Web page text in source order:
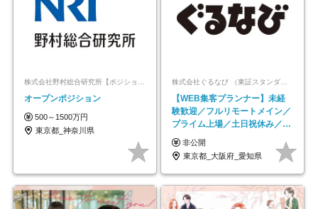
オープンポジション
500～1500万円
東京都_神奈川県
株式会社ぐるなび （東証スタンダード上場）
【WEB集客プランナー】未経
験歓迎／フルリモートメイン／
プライム上場／土日祝休み／東
京・大阪・名古屋
非公開
東京都_大阪府_愛知県